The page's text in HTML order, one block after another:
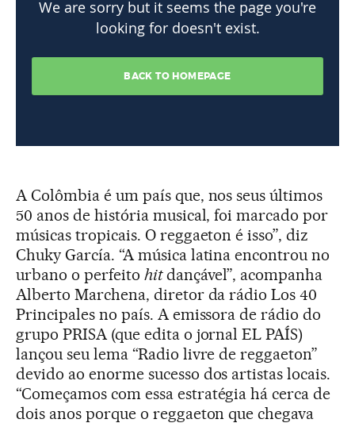
A Colômbia é um país que, nos seus últimos
50 anos de história musical, foi marcado por
músicas tropicais. O reggaeton é isso”, diz
Chuky García. “A música latina encontrou no
urbano o perfeito hitdançável”, acompanha
Alberto Marchena, diretor da rádio Los 40
Principales no país. A emissora de rádio do
grupo PRISA (que edita o jornal EL PAÍS)
lançou seu lema “Radio livre de reggaeton”
devido ao enorme sucesso dos artistas locais.
“Começamos com essa estratégia há cerca de
dois anos porque o reggaeton que chegava